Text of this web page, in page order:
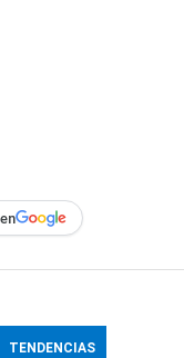
TENDENCIAS